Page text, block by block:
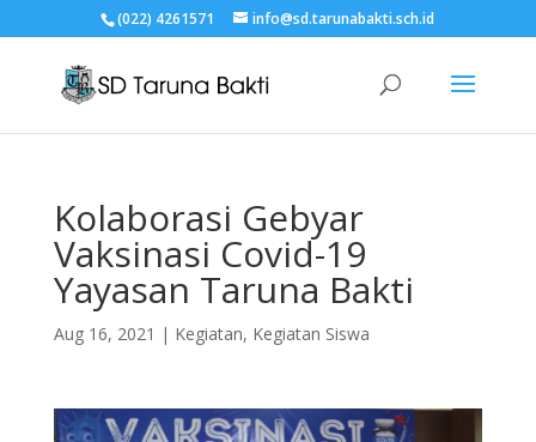
(022) 4261571 info@sd.tarunabakti.sch.id
Kolaborasi Gebyar
Vaksinasi Covid-19
Yayasan Taruna Bakti
Aug 16, 2021 | Kegiatan, Kegiatan Siswa